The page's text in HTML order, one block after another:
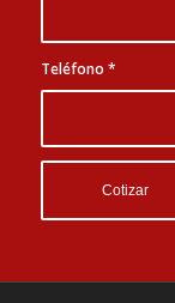
Teléfono *